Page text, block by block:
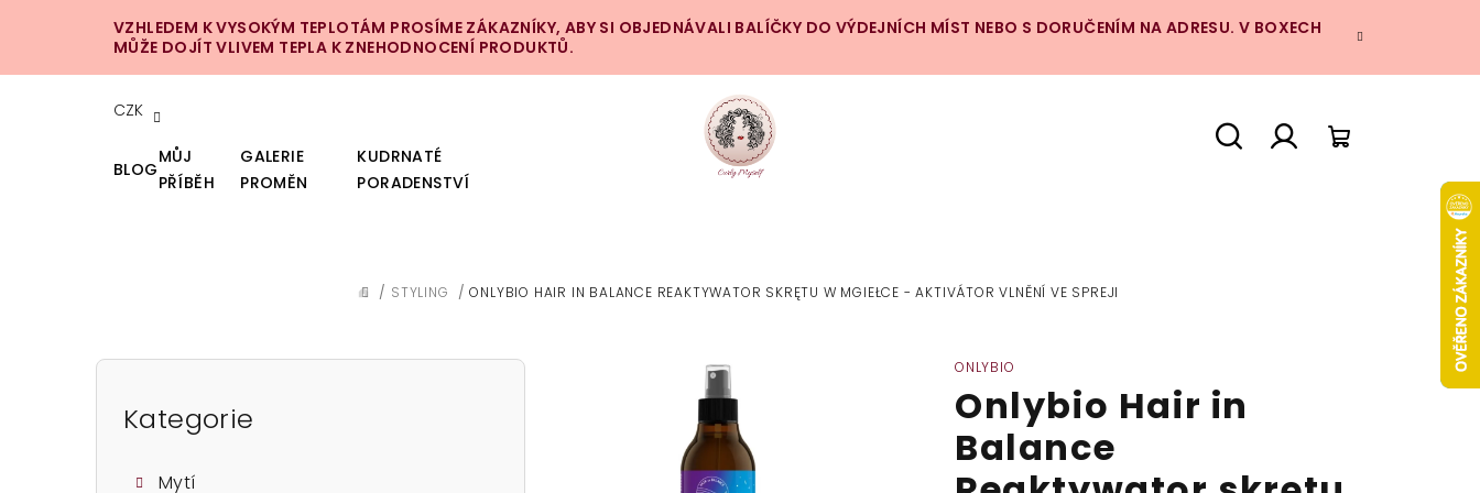
VZHLEDEM K VYSOKÝM TEPLOTÁM PROSÍME ZÁKAZNÍKY, ABY SI OBJEDNÁVALI BALÍČKY DO VÝDEJNÍCH MÍST NEBO S DORUČENÍM NA ADRESU. V BOXECH
MŮŽE DOJÍT VLIVEM TEPLA K ZNEHODNOCENÍ PRODUKTŮ.
CZK
BLOG
MŮJ
PŘÍBĚH
GALERIE
PROMĚN
KUDRNATÉ
PORADENSTVÍ
DOMŮ
/ STYLING / ONLYBIO HAIR IN BALANCE REAKTYWATOR SKRĘTU W MGIEŁCE - AKTIVÁTOR VLNĚNÍ VE SPREJI
P
Přeskočit
kategorie
Kategorie
Mytí
ONLYBIO
Onlybio Hair in
Balance